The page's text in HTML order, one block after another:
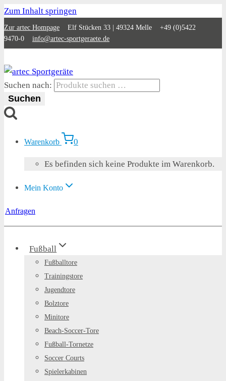
Zum Inhalt springen
Zur artec Hompage Elf Stücken 33 | 49324 Melle +49 (0)5422
9470-0 info@artec-sportgeraete.de
Suchen nach:
Suchen
Warenkorb 0
Es befinden sich keine Produkte im Warenkorb.
Mein Konto
Anfragen
Fußball
Fußballtore
Trainingstore
Jugendtore
Bolztore
Minitore
Beach-Soccer-Tore
Fußball-Tornetze
Soccer Courts
Spielerkabinen